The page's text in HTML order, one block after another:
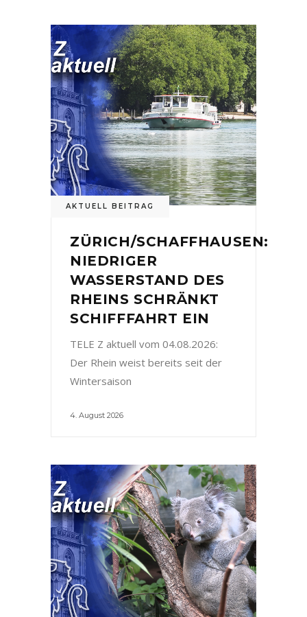
AKTUELL BEITRAG
ZÜRICH/SCHAFFHAUSEN:
NIEDRIGER
WASSERSTAND DES
RHEINS SCHRÄNKT
SCHIFFFAHRT EIN
TELE Z aktuell vom 04.08.2026:
Der Rhein weist bereits seit der
Wintersaison
4. August 2026